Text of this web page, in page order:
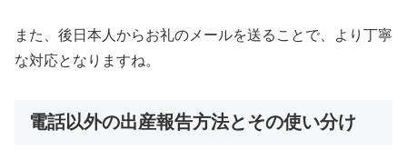
また、後日本人からお礼のメールを送ることで、より丁寧
な対応となりますね。
電話以外の出産報告方法とその使い分け